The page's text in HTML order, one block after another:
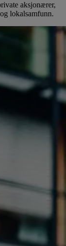
aksjonærer,
lokalsamfunn.